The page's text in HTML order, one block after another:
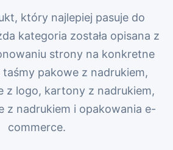
który najlepiej pasuje do
kategoria została opisana z
strony na konkretne
pakowe z nadrukiem,
z logo, kartony z nadrukiem,
z nadrukiem i opakowania e-
commerce.